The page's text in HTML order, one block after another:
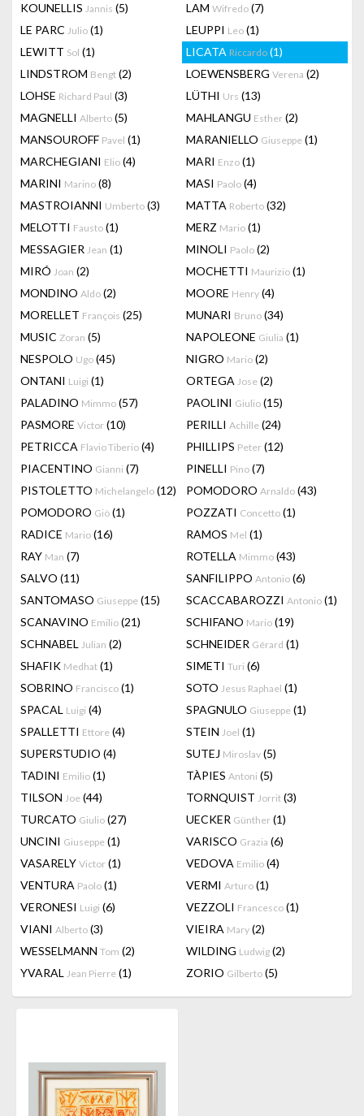
KOUNELLIS Jannis (5) LAM Wifredo (7)
LE PARC Julio (1) LEUPPI Leo (1)
LEWITT Sol (1) LICATA Riccardo (1)
LINDSTROM Bengt (2) LOEWENSBERG Verena (2)
LOHSE Richard Paul (3) LÜTHI Urs (13)
MAGNELLI Alberto (5) MAHLANGU Esther (2)
MANSOUROFF Pavel (1) MARANIELLO Giuseppe (1)
MARCHEGIANI Elio (4) MARI Enzo (1)
MARINI Marino (8) MASI Paolo (4)
MASTROIANNI Umberto (3) MATTA Roberto (32)
MELOTTI Fausto (1) MERZ Mario (1)
MESSAGIER Jean (1) MINOLI Paolo (2)
MIRÓ Joan (2) MOCHETTI Maurizio (1)
MONDINO Aldo (2) MOORE Henry (4)
MORELLET François (25) MUNARI Bruno (34)
MUSIC Zoran (5) NAPOLEONE Giulia (1)
NESPOLO Ugo (45) NIGRO Mario (2)
ONTANI Luigi (1) ORTEGA Jose (2)
PALADINO Mimmo (57) PAOLINI Giulio (15)
PASMORE Victor (10) PERILLI Achille (24)
PETRICCA Flavio Tiberio (4) PHILLIPS Peter (12)
PIACENTINO Gianni (7) PINELLI Pino (7)
PISTOLETTO Michelangelo (12) POMODORO Arnaldo (43)
POMODORO Giò (1) POZZATI Concetto (1)
RADICE Mario (16) RAMOS Mel (1)
RAY Man (7) ROTELLA Mimmo (43)
SALVO (11) SANFILIPPO Antonio (6)
SANTOMASO Giuseppe (15) SCACCABAROZZI Antonio (1)
SCANAVINO Emilio (21) SCHIFANO Mario (19)
SCHNABEL Julian (2) SCHNEIDER Gérard (1)
SHAFIK Medhat (1) SIMETI Turi (6)
SOBRINO Francisco (1) SOTO Jesus Raphael (1)
SPACAL Luigi (4) SPAGNULO Giuseppe (1)
SPALLETTI Ettore (4) STEIN Joel (1)
SUPERSTUDIO (4) SUTEJ Miroslav (5)
TADINI Emilio (1) TÀPIES Antoni (5)
TILSON Joe (44) TORNQUIST Jorrit (3)
TURCATO Giulio (27) UECKER Günther (1)
UNCINI Giuseppe (1) VARISCO Grazia (6)
VASARELY Victor (1) VEDOVA Emilio (4)
VENTURA Paolo (1) VERMI Arturo (1)
VERONESI Luigi (6) VEZZOLI Francesco (1)
VIANI Alberto (3) VIEIRA Mary (2)
WESSELMANN Tom (2) WILDING Ludwig (2)
YVARAL Jean Pierre (1) ZORIO Gilberto (5)